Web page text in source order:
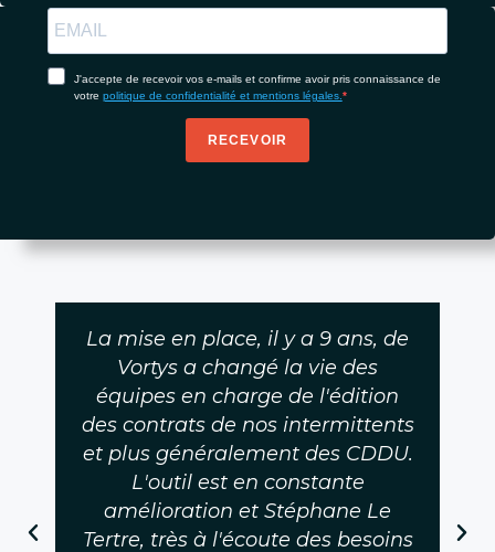
J'accepte de recevoir vos e-mails et confirme avoir pris connaissance de
votre politique de confidentialité et mentions légales.
RECEVOIR
La mise en place, il y a 9 ans, de
Vortys a changé la vie des
équipes en charge de l'édition
des contrats de nos intermittents
et plus généralement des CDDU.
L'outil est en constante
amélioration et Stéphane Le
Tertre, très à l'écoute des besoins